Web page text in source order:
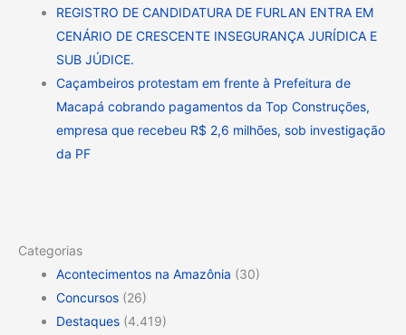
REGISTRO DE CANDIDATURA DE FURLAN ENTRA EM
CENÁRIO DE CRESCENTE INSEGURANÇA JURÍDICA E
SUB JÚDICE.
Caçambeiros protestam em frente à Prefeitura de
Macapá cobrando pagamentos da Top Construções,
empresa que recebeu R$ 2,6 milhões, sob investigação
da PF
Categorias
Acontecimentos na Amazônia (30)
Concursos (26)
Destaques (4.419)